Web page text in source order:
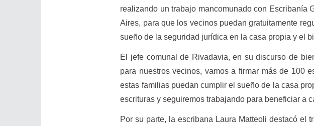
realizando un trabajo mancomunado con Escribanía
Aires, para que los vecinos puedan gratuitamente
sueño de la seguridad jurídica en la casa propia y el
El jefe comunal de Rivadavia, en su discurso de
para nuestros vecinos, vamos a firmar más de 100
estas familias puedan cumplir el sueño de la casa
escrituras y seguiremos trabajando para beneficiar a
Por su parte, la escribana Laura Matteoli destacó el